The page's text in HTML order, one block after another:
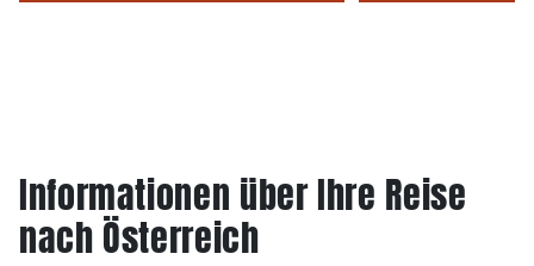
Informationen über Ihre Reise
nach Österreich